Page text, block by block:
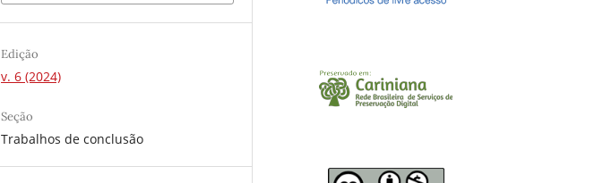
Edição
v. 6 (2024)
Seção
Trabalhos de conclusão